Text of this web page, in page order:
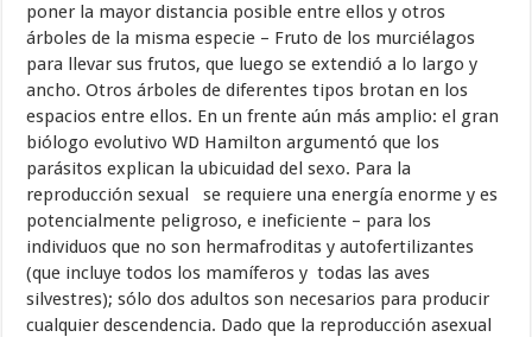
poner la mayor distancia posible entre ellos y otros
árboles de la misma especie – Fruto de los murciélagos
para llevar sus frutos, que luego se extendió a lo largo y
ancho. Otros árboles de diferentes tipos brotan en los
espacios entre ellos. En un frente aún más amplio: el gran
biólogo evolutivo WD Hamilton argumentó que los
parásitos explican la ubicuidad del sexo. Para la
reproducción sexual se requiere una energía enorme y es
potencialmente peligroso, e ineficiente – para los
individuos que no son hermafroditas y autofertilizantes
(que incluye todos los mamíferos y todas las aves
silvestres); sólo dos adultos son necesarios para producir
cualquier descendencia. Dado que la reproducción asexual